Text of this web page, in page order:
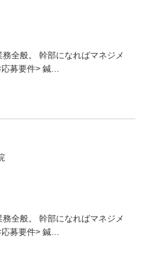
全般。 幹部になればマネジメ
募要件> 鍼…
全般。 幹部になればマネジメ
募要件> 鍼…